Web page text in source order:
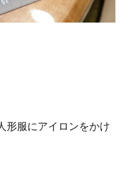
形服にアイロンをかけ